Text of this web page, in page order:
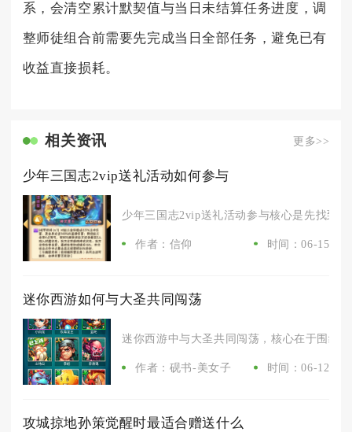
系，会清空累计默契值与当日未结算任务进度，调
整师徒组合前需要先完成当日全部任务，避免已有
收益直接损耗。
相关资讯 更多>>
少年三国志2vip送礼活动如何参与
少年三国志2vip送礼活动参与核心是先找到
作者：信仰 时间：06-15
迷你西游如何与大圣共同闯荡
迷你西游中与大圣共同闯荡，核心在于围绕
作者：砚书-美女子 时间：06-12
攻城掠地孙策觉醒时最适合赠送什么